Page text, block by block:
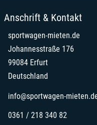
Anschrift & Kontakt
sportwagen-mieten.de
Johannesstraße 176
99084 Erfurt
Deutschland
info@sportwagen-
0361 / 218 340 82